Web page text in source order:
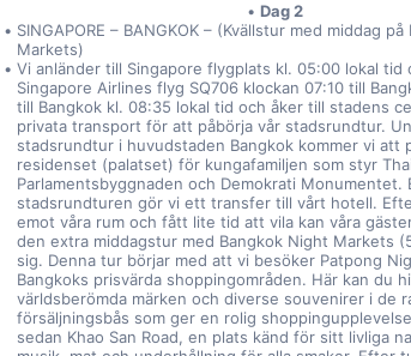
Dag 2
SINGAPORE – BANGKOK – (Kvällstur med middag
Markets)
Vi anländer till Singapore flygplats kl. 05:00 lokal tid
Singapore Airlines flyg SQ706 klockan 07:10 till
till Bangkok kl. 08:35 lokal tid och åker till stadens
privata transport för att påbörja vår stadsrundtur.
stadsrundtur i huvudstaden Bangkok kommer vi att
residenset (palatset) för kungafamiljen som styr
Parlamentsbyggnaden och Demokrati Monumentet.
stadsrundturen gör vi ett transfer till vårt hotell.
emot våra rum och fått lite tid att vila kan våra
den extra middagstur med Bangkok Night Markets
sig. Denna tur börjar med att vi besöker Patpong
Bangkoks prisvärda shoppingområden. Här kan du
världsberömda märken och diverse souvenirer i de
försäljningsbås som ger en rolig
sedan Khao San Road, en plats känd för sitt livliga